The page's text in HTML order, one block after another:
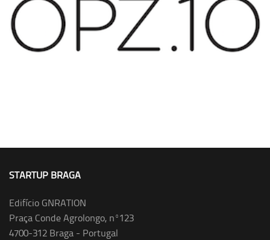
STARTUP BRAGA
Edifício GNRATION
Praça Conde Agrolongo, nº123
4700-312 Braga - Portugal